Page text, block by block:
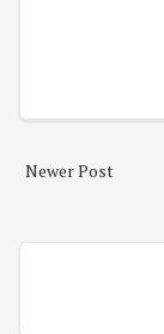
Newer Post